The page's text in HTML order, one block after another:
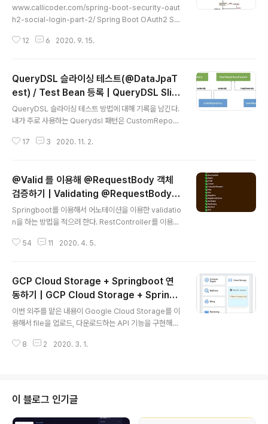
www.callicoder.com/spring-boot-security-oaut
h2-social-login-part-2/ Spring Boot OAuth2 So
Part 2Integrate social login with Facebook, Goo
u'll also add email and password based login al
ong with social login.www.callicoder.com에 있는
글을 번역하여, 공부하는 용도 입니다. OAu..
12 6 2020. 9. 15.
QueryDSL 슬라이싱 테스트(@DataJpaT
est) / Test Bean 등록 | QueryDSL Slici
ng Test (@DataJpaTest) / Registerin
g Test Beans
QueryDSL 슬라이싱 테스트 방법에 대해 기록을 남긴다.
내가 주로 사용하는 Querydsl 패턴은 CustomReposit
pa/docs/2.1.3.RELEASE/reference/html/#reposit
@Transactional at query methods @Transactio
nal(readOnly = true) public interface UserRepos
itory extends JpaRepository { List findByLastna
me(String lastn..
17 3 2020. 11. 2.
@Valid 를 이용해 @RequestBody 객체
검증하기 | Validating @RequestBody O
bjects Using @Valid
Springboot를 이용해서 어노테이션을 이용한 validatio
n을 하는 방법을 적으려 한다. RestController를 이용하
어오는 값들을 검증할 수 있는 방법을 소개한다.Jakarata
테이션을 이용한다.@Valid를 이용하면, service 단이 아
닌 객체 안에서, 들어오는 값에 대해 검증을 할 수 있다.jav
ax.validation.constraints 패키지를 보면 많은 어노테
이션들이 존재한다. @Valid를 이용한 객체 검증 시 기본적
으로 이 어노테이션을 이용한다. 사실 이름만 봐..
54 11 2020. 4. 5.
GCP Cloud Storage + Springboot 연
동하기 | GCP Cloud Storage + Spring
Boot Integration
이번 외주를 맡은 내용이 Google Cloud Storage를 이
용해서 file을 업로드, 다운로드하는 API 기능을 구현해서
법으로 Google Cloud Console, Cloud SDK를 이용
란?Google Cloud에 객체를 저장하는 서비스이다. 이때
객체는 모든 형식의 파일을 의미하며, 버킷이라는 컨테이
너에 객체를 저장한다.모든 버킷은 프로젝트와 연결되어있
8 2 2020. 3. 1.
이 블로그 인기글